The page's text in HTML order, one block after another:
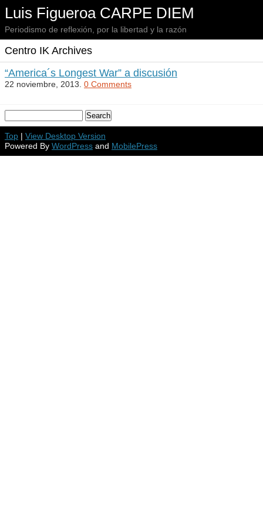
Luis Figueroa CARPE DIEM
Periodismo de reflexión, por la libertad y la razón
Centro IK Archives
“America´s Longest War” a discusión
22 noviembre, 2013. 0 Comments
Top | View Desktop Version
Powered By WordPress and MobilePress